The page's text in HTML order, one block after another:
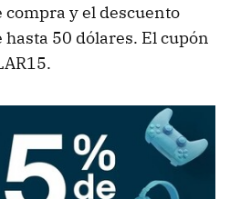
y el descuento
50 dólares. El cupón